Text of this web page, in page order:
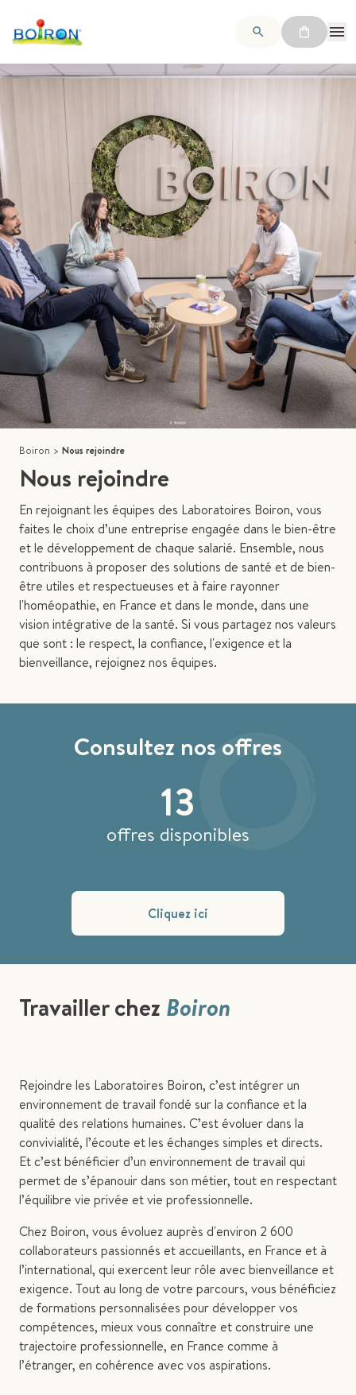
Boiron > Nous rejoindre
Nous rejoindre
En rejoignant les équipes des Laboratoires Boiron, vous
faites le choix d’une entreprise engagée dans le bien-être
et le développement de chaque salarié. Ensemble, nous
contribuons à proposer des solutions de santé et de bien-
être utiles et respectueuses et à faire rayonner
l'homéopathie, en France et dans le monde, dans une
vision intégrative de la santé. Si vous partagez nos valeurs
que sont : le respect, la confiance, l'exigence et la
bienveillance, rejoignez nos équipes.
Consultez nos offres
13
offres disponibles
Cliquez ici
Travailler chez Boiron
Rejoindre les Laboratoires Boiron, c’est intégrer un
environnement de travail fondé sur la confiance et la
qualité des relations humaines. C’est évoluer dans la
convivialité, l’écoute et les échanges simples et directs.
Et c’est bénéficier d’un environnement de travail qui
permet de s’épanouir dans son métier, tout en respectant
l’équilibre vie privée et vie professionnelle.
Chez Boiron, vous évoluez auprès d'environ 2 600
collaborateurs passionnés et accueillants, en France et à
l’international, qui exercent leur rôle avec bienveillance et
exigence. Tout au long de votre parcours, vous bénéficiez
de formations personnalisées pour développer vos
compétences, mieux vous connaître et construire une
trajectoire professionnelle, en France comme à
l’étranger, en cohérence avec vos aspirations.